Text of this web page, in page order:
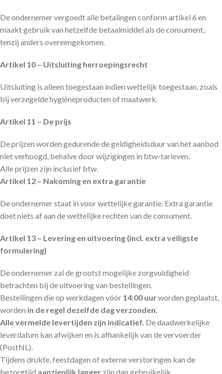
De ondernemer vergoedt alle betalingen conform artikel 6 en
maakt gebruik van hetzelfde betaalmiddel als de consument,
tenzij anders overeengekomen.
Artikel 10 – Uitsluiting herroepingsrecht
Uitsluiting is alleen toegestaan indien wettelijk toegestaan, zoals
bij verzegelde hygiëneproducten of maatwerk.
Artikel 11 – De prijs
De prijzen worden gedurende de geldigheidsduur van het aanbod
niet verhoogd, behalve door wijzigingen in btw-tarieven.
Alle prijzen zijn inclusief btw.
Artikel 12 – Nakoming en extra garantie
De ondernemer staat in voor wettelijke garantie. Extra garantie
doet niets af aan de wettelijke rechten van de consument.
Artikel 13 – Levering en uitvoering (incl. extra veiligste
formulering)
De ondernemer zal de grootst mogelijke zorgvuldigheid
betrachten bij de uitvoering van bestellingen.
Bestellingen die op werkdagen vóór 14:00 uurworden geplaatst,
worden in de regel dezelfde dag verzonden.
Alle vermelde levertijden zijn indicatief. De daadwerkelijke
leverdatum kan afwijken en is afhankelijk van de vervoerder
(PostNL).
Tijdens drukte, feestdagen of externe verstoringen kan de
bezorgtijd aanzienlijk langer zijn dan gebruikelijk.